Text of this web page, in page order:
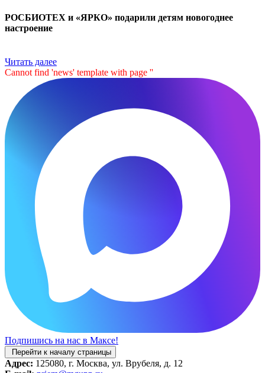
РОСБИОТЕХ и «ЯРКО» подарили детям новогоднее
настроение
Читать далее
Cannot find 'news' template with page ''
Подпишись на нас в Максе!
Перейти к началу страницы
Адрес: 125080, г. Москва, ул. Врубеля, д. 12